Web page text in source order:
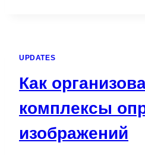
UPDATES
Как
комплексы
изображений